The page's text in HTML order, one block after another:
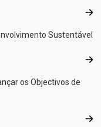
Sustentável
os Objectivos de